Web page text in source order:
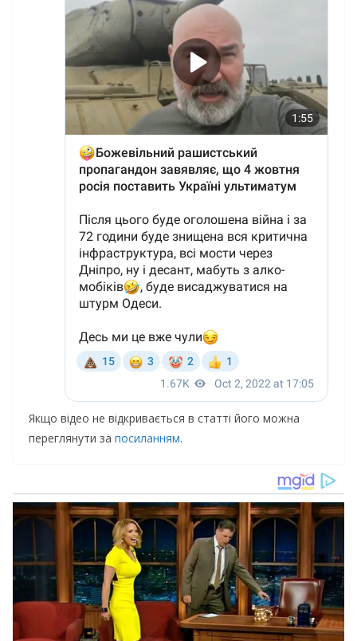
Якщо відео не відкривається в статті його можна
переглянути за посиланням.